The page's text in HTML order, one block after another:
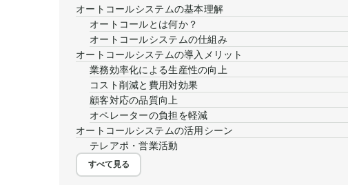
オートコールシステムの基本理解
オートコールとは何か？
オートコールシステムの仕組み
オートコールシステムの導入メリット
業務効率化による生産性の向上
コスト削減と費用対効果
顧客対応の品質向上
オペレーターの負担を軽減
オートコールシステムの活用シーン
テレアポ・営業活動
すべて見る